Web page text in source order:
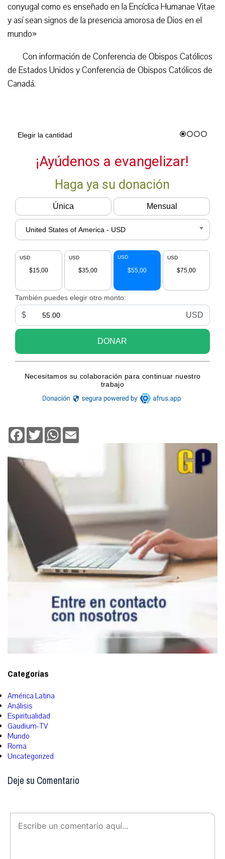
conyugal como es enseñado en la Encíclica Humanae Vitae
y así sean signos de la presencia amorosa de Dios en el
mundo»
Con información de Conferencia de Obispos Católicos
de Estados Unidos y Conferencia de Obispos Católicos de
Canadá.
Facebook
TwitterWhatsApp
Categorías
América Latina
Análisis
Espiritualidad
Gaudium-TV
Mundo
Roma
Uncategorized
Deje su Comentario